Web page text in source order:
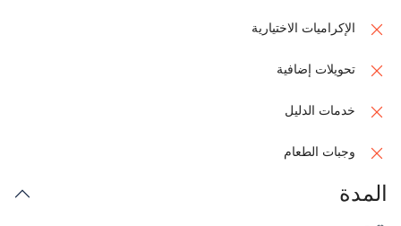
الإكراميات الاختيارية
تحويلات إضافية
خدمات الدليل
وجبات الطعام
المدة